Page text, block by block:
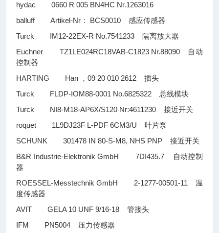
hydac 0660 R 005 BN4HC Nr.1263016
balluff Artikel-Nr ： BCS0010感应传感器
Turck IM12-22EX-R No.7541233 隔离放大器
Euchner TZ1LE024RC18VAB-C1823 Nr.88090
自动
控制器
HARTING Han ，09 20 010 2612插头
Turck FLDP-IOM88-0001 No.6825322 总线模块
Turck NI8-M18-AP6X/S120 Nr:4611230接近开关
roquet 1L9DJ23F L-PDF 6CM3/U叶片泵
SCHUNK 301478 IN 80-S-M8, NHS PNP接近开关
B&R Industrie-Elektronik GmbH 7DI435.7
自动控制
器
ROESSEL-Messtechnik GmbH 2-1277-00501-11 温
度传感器
AVIT GELA 10 UNF 9/16-18管接头
IFM PN5004 压力传感器